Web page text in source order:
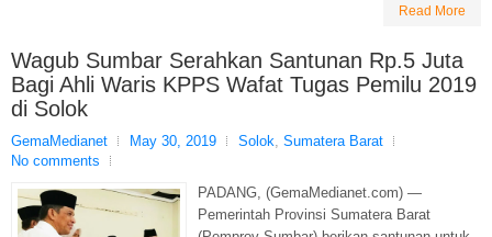
Read More
Wagub Sumbar Serahkan Santunan Rp.5 Juta
Bagi Ahli Waris KPPS Wafat Tugas Pemilu 2019
di Solok
GemaMedianet May 30, 2019 Solok Sumatera Barat
No comments
PADANG, (GemaMedianet.com) —
Pemerintah Provinsi Sumatera Barat